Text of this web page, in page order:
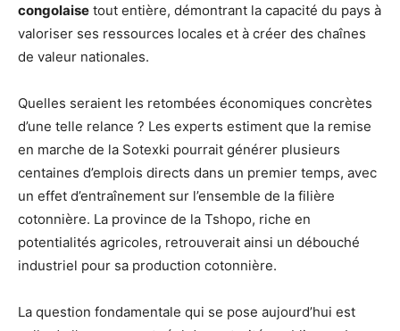
congolaise tout entière, démontrant la capacité du pays à
valoriser ses ressources locales et à créer des chaînes
de valeur nationales.
Quelles seraient les retombées économiques concrètes
d’une telle relance ? Les experts estiment que la remise
en marche de la Sotexki pourrait générer plusieurs
centaines d’emplois directs dans un premier temps, avec
un effet d’entraînement sur l’ensemble de la filière
cotonnière. La province de la Tshopo, riche en
potentialités agricoles, retrouverait ainsi un débouché
industriel pour sa production cotonnière.
La question fondamentale qui se pose aujourd’hui est